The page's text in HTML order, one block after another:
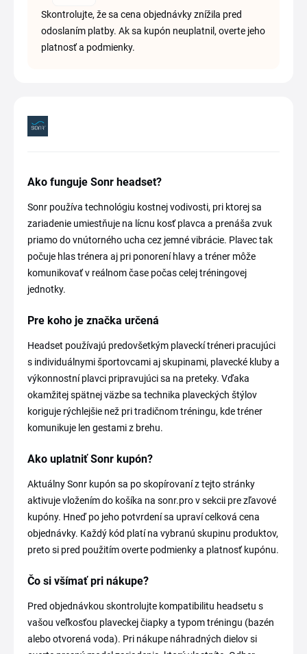
Skontrolujte, že sa cena objednávky znížila pred
odoslaním platby. Ak sa kupón neuplatnil, overte jeho
platnosť a podmienky.
Ako funguje Sonr headset?
Sonr používa technológiu kostnej vodivosti, pri ktorej sa
zariadenie umiestňuje na lícnu kosť plavca a prenáša zvuk
priamo do vnútorného ucha cez jemné vibrácie. Plavec tak
počuje hlas trénera aj pri ponorení hlavy a tréner môže
komunikovať v reálnom čase počas celej tréningovej
jednotky.
Pre koho je značka určená
Headset používajú predovšetkým plaveckí tréneri pracujúci
s individuálnymi športovcami aj skupinami, plavecké kluby a
výkonnostní plavci pripravujúci sa na preteky. Vďaka
okamžitej spätnej väzbe sa technika plaveckých štýlov
koriguje rýchlejšie než pri tradičnom tréningu, kde tréner
komunikuje len gestami z brehu.
Ako uplatniť Sonr kupón?
Aktuálny Sonr kupón sa po skopírovaní z tejto stránky
aktivuje vložením do košíka na sonr.pro v sekcii pre zľavové
kupóny. Hneď po jeho potvrdení sa upraví celková cena
objednávky. Každý kód platí na vybranú skupinu produktov,
preto si pred použitím overte podmienky a platnosť kupónu.
Čo si všímať pri nákupe?
Pred objednávkou skontrolujte kompatibilitu headsetu s
vašou veľkosťou plaveckej čiapky a typom tréningu (bazén
alebo otvorená voda). Pri nákupe náhradných dielov si